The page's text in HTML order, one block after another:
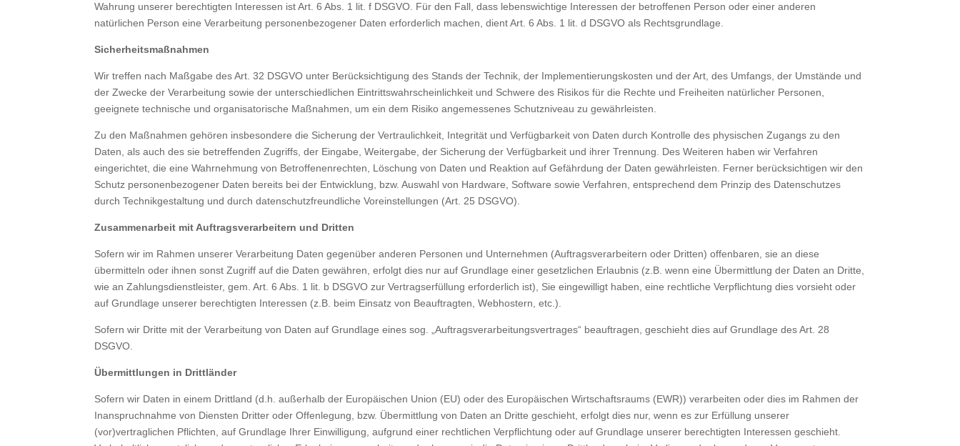
Wahrung unserer berechtigten Interessen ist Art. 6 Abs. 1 lit. f DSGVO. Für den Fall, dass lebenswichtige Interessen der betroffenen Person oder einer anderen
natürlichen Person eine Verarbeitung personenbezogener Daten erforderlich machen, dient Art. 6 Abs. 1 lit. d DSGVO als Rechtsgrundlage.
Sicherheitsmaßnahmen
Wir treffen nach Maßgabe des Art. 32 DSGVO unter Berücksichtigung des Stands der Technik, der Implementierungskosten und der Art, des Umfangs, der Umstände und
der Zwecke der Verarbeitung sowie der unterschiedlichen Eintrittswahrscheinlichkeit und Schwere des Risikos für die Rechte und Freiheiten natürlicher Personen,
geeignete technische und organisatorische Maßnahmen, um ein dem Risiko angemessenes Schutzniveau zu gewährleisten.
Zu den Maßnahmen gehören insbesondere die Sicherung der Vertraulichkeit, Integrität und Verfügbarkeit von Daten durch Kontrolle des physischen Zugangs zu den
Daten, als auch des sie betreffenden Zugriffs, der Eingabe, Weitergabe, der Sicherung der Verfügbarkeit und ihrer Trennung. Des Weiteren haben wir Verfahren
eingerichtet, die eine Wahrnehmung von Betroffenenrechten, Löschung von Daten und Reaktion auf Gefährdung der Daten gewährleisten. Ferner berücksichtigen wir den
Schutz personenbezogener Daten bereits bei der Entwicklung, bzw. Auswahl von Hardware, Software sowie Verfahren, entsprechend dem Prinzip des Datenschutzes
durch Technikgestaltung und durch datenschutzfreundliche Voreinstellungen (Art. 25 DSGVO).
Zusammenarbeit mit Auftragsverarbeitern und Dritten
Sofern wir im Rahmen unserer Verarbeitung Daten gegenüber anderen Personen und Unternehmen (Auftragsverarbeitern oder Dritten) offenbaren, sie an diese
übermitteln oder ihnen sonst Zugriff auf die Daten gewähren, erfolgt dies nur auf Grundlage einer gesetzlichen Erlaubnis (z.B. wenn eine Übermittlung der Daten an Dritte,
wie an Zahlungsdienstleister, gem. Art. 6 Abs. 1 lit. b DSGVO zur Vertragserfüllung erforderlich ist), Sie eingewilligt haben, eine rechtliche Verpflichtung dies vorsieht oder
auf Grundlage unserer berechtigten Interessen (z.B. beim Einsatz von Beauftragten, Webhostern, etc.).
Sofern wir Dritte mit der Verarbeitung von Daten auf Grundlage eines sog. „Auftragsverarbeitungsvertrages“ beauftragen, geschieht dies auf Grundlage des Art. 28
DSGVO.
Übermittlungen in Drittländer
Sofern wir Daten in einem Drittland (d.h. außerhalb der Europäischen Union (EU) oder des Europäischen Wirtschaftsraums (EWR)) verarbeiten oder dies im Rahmen der
Inanspruchnahme von Diensten Dritter oder Offenlegung, bzw. Übermittlung von Daten an Dritte geschieht, erfolgt dies nur, wenn es zur Erfüllung unserer
(vor)vertraglichen Pflichten, auf Grundlage Ihrer Einwilligung, aufgrund einer rechtlichen Verpflichtung oder auf Grundlage unserer berechtigten Interessen geschieht.